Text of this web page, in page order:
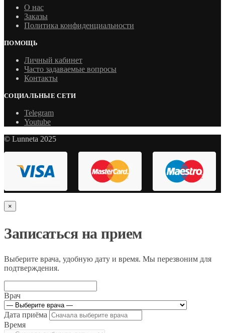
О нас
Заказы
Политика конфиденциальности
ПОМОЩЬ
Личный кабинет
Часто задаваемые вопросы
Контакты
СОЦИАЛЬНЫЕ СЕТИ
Telegram
Youtube
© Lunneta 2025
×
Записаться на прием
Выберите врача, удобную дату и время. Мы перезвоним для
подтверждения.
Врач
Дата приёма
Время